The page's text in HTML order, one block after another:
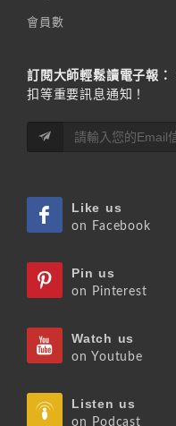
會員數
訂閱大師輕鬆讀電子報：
扣等重要訊息通知！
Like us
on Facebook
Pin us
on Pinterest
Watch us
on Youtube
Listen us
on Podcast